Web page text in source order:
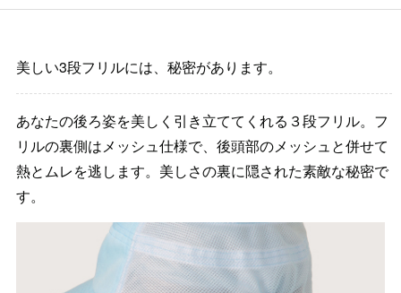
美しい3段フリルには、秘密があります。
あなたの後ろ姿を美しく引き立ててくれる３段フリル。フ
リルの裏側はメッシュ仕様で、後頭部のメッシュと併せて
熱とムレを逃します。美しさの裏に隠された素敵な秘密で
す。